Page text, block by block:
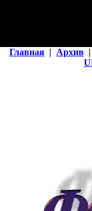
Главная | Архив |